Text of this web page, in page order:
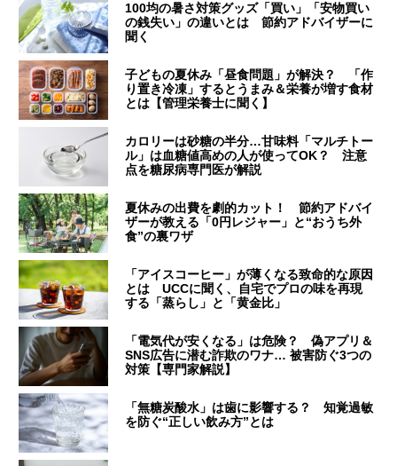
100均の暑さ対策グッズ「買い」「安物買い
の銭失い」の違いとは 節約アドバイザーに
聞く
子どもの夏休み「昼食問題」が解決？ 「作
り置き冷凍」するとうまみ＆栄養が増す食材
とは【管理栄養士に聞く】
カロリーは砂糖の半分…甘味料「マルチトー
ル」は血糖値高めの人が使ってOK？ 注意
点を糖尿病専門医が解説
夏休みの出費を劇的カット！ 節約アドバイ
ザーが教える「0円レジャー」と“おうち外
食”の裏ワザ
「アイスコーヒー」が薄くなる致命的な原因
とは UCCに聞く、自宅でプロの味を再現
する「蒸らし」と「黄金比」
「電気代が安くなる」は危険？ 偽アプリ＆
SNS広告に潜む詐欺のワナ… 被害防ぐ3つの
対策【専門家解説】
「無糖炭酸水」は歯に影響する？ 知覚過敏
を防ぐ“正しい飲み方”とは